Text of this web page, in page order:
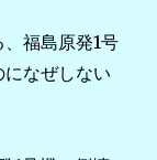
福島原発1号
なぜしない